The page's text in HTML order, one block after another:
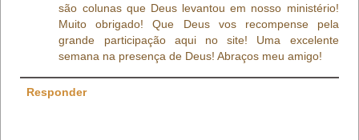
são colunas que Deus levantou em nosso ministério!
Muito obrigado! Que Deus vos recompense pela
grande participação aqui no site! Uma excelente
semana na presença de Deus! Abraços meu amigo!
Responder